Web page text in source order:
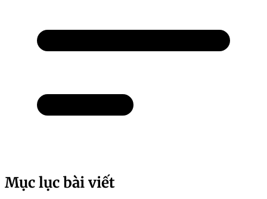
Mục lục bài viết